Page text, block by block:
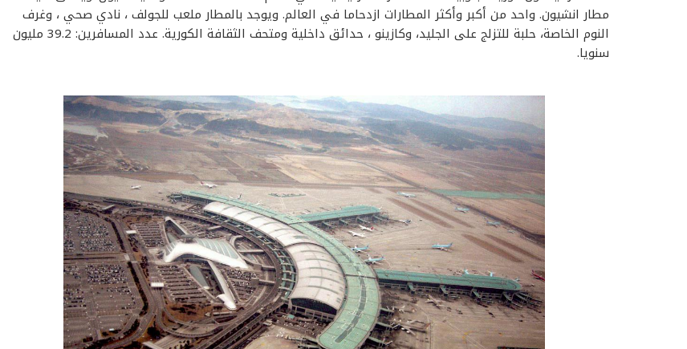
مطار انشيون. واحد من أكبر وأكثر المطارات ازدحاما في العالم. ويوجد بالمطار ملعب للجولف ، نادي صحي ، وغرف
النوم الخاصة، حلبة للتزلج على الجليد، وكازينو ، حدائق داخلية ومتحف الثقافة الكورية. عدد المسافرين: 39.2 مليون
سنويا.